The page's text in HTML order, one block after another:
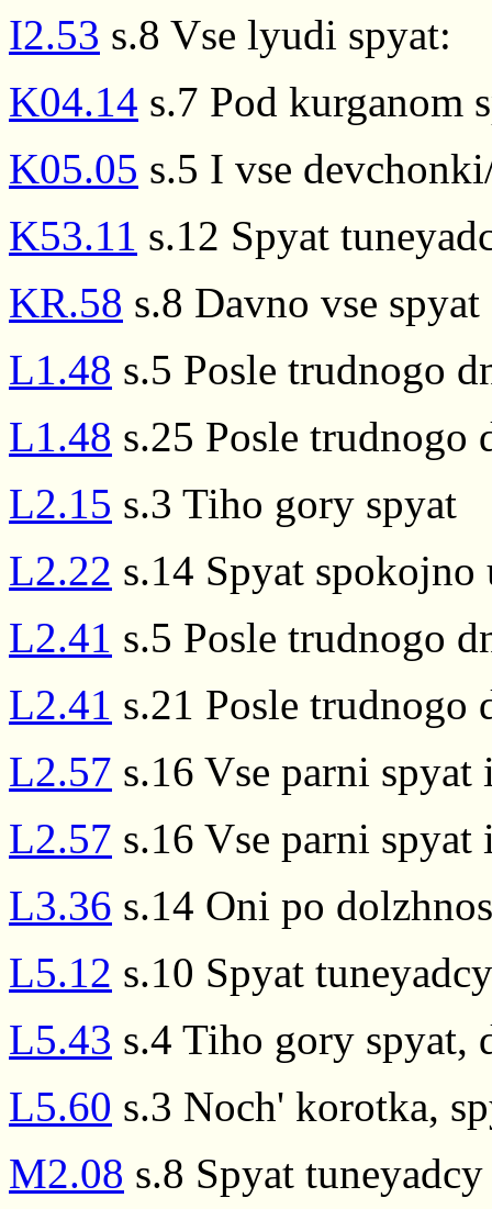
I2.53 s.8 Vse lyudi spyat:
K04.14 s.7 Pod kurganom
K05.05 s.5 I vse
K53.11 s.12 Spyat
KR.58 s.8 Davno vse spyat
L1.48 s.5 Posle trudnogo
L1.48 s.25 Posle trudnogo
L2.15 s.3 Tiho gory spyat
L2.22 s.14 Spyat
L2.41 s.5 Posle trudnogo
L2.41 s.21 Posle trudnogo
L2.57 s.16 Vse parni spyat
L2.57 s.16 Vse parni spyat
L3.36 s.14 Oni po
L5.12 s.10 Spyat
L5.43 s.4 Tiho gory spyat,
L5.60 s.3 Noch' korotka,
M2.08 s.8 Spyat